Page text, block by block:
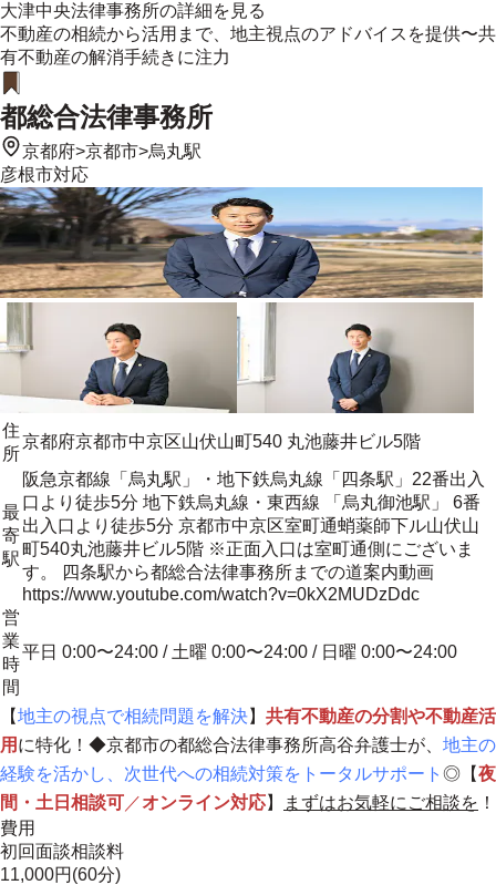
大津中央法律事務所の詳細を見る
不動産の相続から活用まで、地主視点のアドバイスを提供〜共
有不動産の解消手続きに注力
都総合法律事務所
京都府>京都市>烏丸駅
彦根市対応
住
所
京都府京都市中京区山伏山町540 丸池藤井ビル5階
最
寄
駅
阪急京都線「烏丸駅」・地下鉄烏丸線「四条駅」22番出入
口より徒歩5分 地下鉄烏丸線・東西線 「烏丸御池駅」 6番
出入口より徒歩5分 京都市中京区室町通蛸薬師下ル山伏山
町540丸池藤井ビル5階 ※正面入口は室町通側にございま
す。 四条駅から都総合法律事務所までの道案内動画
https://www.youtube.com/watch?v=0kX2MUDzDdc
営
業
時
間
平日 0:00〜24:00 / 土曜 0:00〜24:00 / 日曜 0:00〜24:00
【地主の視点で相続問題を解決】 共有不動産の分割や不動産活
用 に特化！◆京都市の都総合法律事務所高谷弁護士が、 地主の
経験を活かし、次世代への相続対策をトータルサポート ◎【夜
間・土日相談可 ／オンライン対応】 まずはお気軽にご相談を ！
費用
初回面談相談料
11,000円(60分)